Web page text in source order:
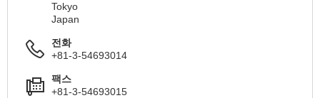
Tokyo
Japan
전화
+81-3-54693014
팩스
+81-3-54693015